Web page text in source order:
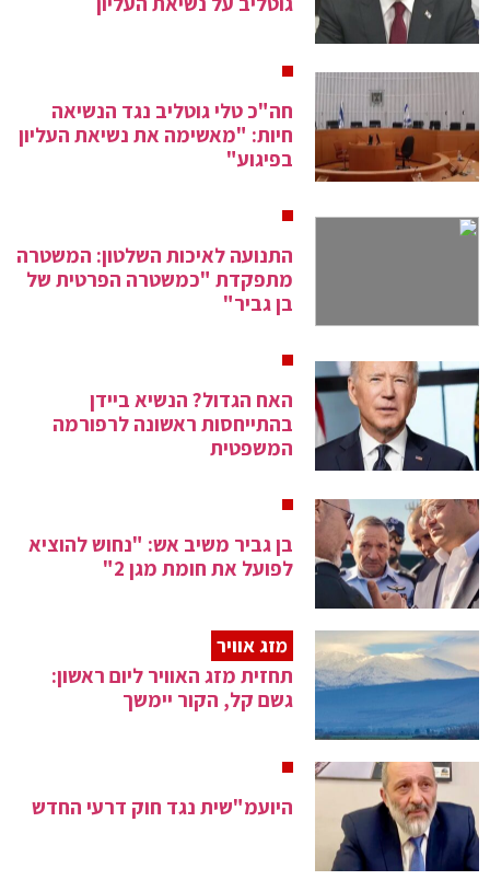
חה"כ טלי גוטליב נגד הנשיאה
חיות: "מאשימה את נשיאת העליון
בפיגוע"
התנועה לאיכות השלטון: המשטרה
מתפקדת "כמשטרה הפרטית של
בן גביר"
האח הגדול? הנשיא ביידן
בהתייחסות ראשונה לרפורמה
המשפטית
בן גביר משיב אש: "נחוש להוציא
לפועל את חומת מגן 2"
מזג אוויר
תחזית מזג האוויר ליום ראשון:
גשם קל, הקור יימשך
היועמ"שית נגד חוק דרעי החדש